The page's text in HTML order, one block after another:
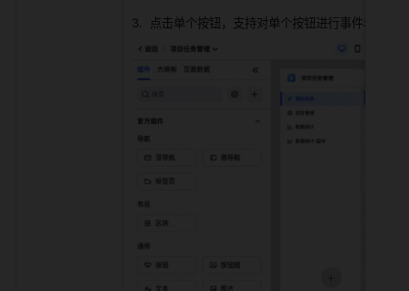
点击单个按钮，支持对单个按钮进行事件和样式